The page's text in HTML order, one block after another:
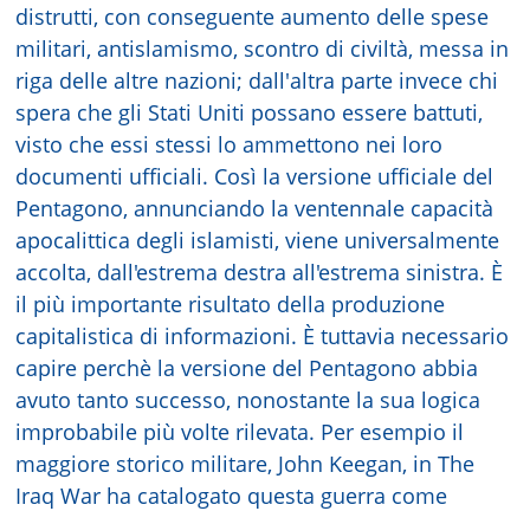
distrutti, con conseguente aumento delle spese
militari, antislamismo, scontro di civiltà, messa in
riga delle altre nazioni; dall'altra parte invece chi
spera che gli Stati Uniti possano essere battuti,
visto che essi stessi lo ammettono nei loro
documenti ufficiali. Così la versione ufficiale del
Pentagono, annunciando la ventennale capacità
apocalittica degli islamisti, viene universalmente
accolta, dall'estrema destra all'estrema sinistra. È
il più importante risultato della produzione
capitalistica di informazioni. È tuttavia necessario
capire perchè la versione del Pentagono abbia
avuto tanto successo, nonostante la sua logica
improbabile più volte rilevata. Per esempio il
maggiore storico militare, John Keegan, in The
Iraq War ha catalogato questa guerra come